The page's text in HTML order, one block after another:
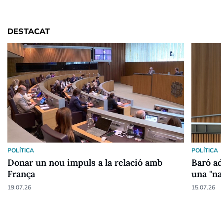
DESTACAT
POLÍTICA
Donar un nou impuls a la relació amb
França
19.07.26
POLÍTICA
Baró
una
15.07.26